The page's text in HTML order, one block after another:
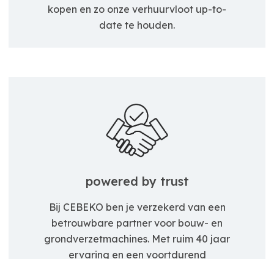
kopen en zo onze verhuurvloot up-to-
date te houden.
powered by trust
Bij CEBEKO ben je verzekerd van een
betrouwbare partner voor bouw- en
grondverzetmachines. Met ruim 40 jaar
ervaring en een voortdurend